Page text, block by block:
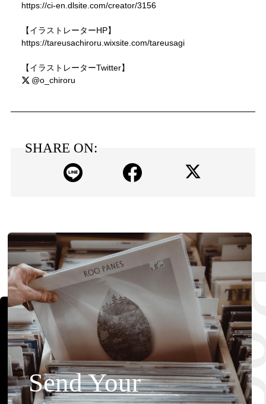
https://ci-en.dlsite.com/creator/3156
【イラストレーターHP】
https://tareusachiroru.wixsite.com/tareusagi
【イラストレーターTwitter】
@o_chiroru
SHARE ON:
Send Your